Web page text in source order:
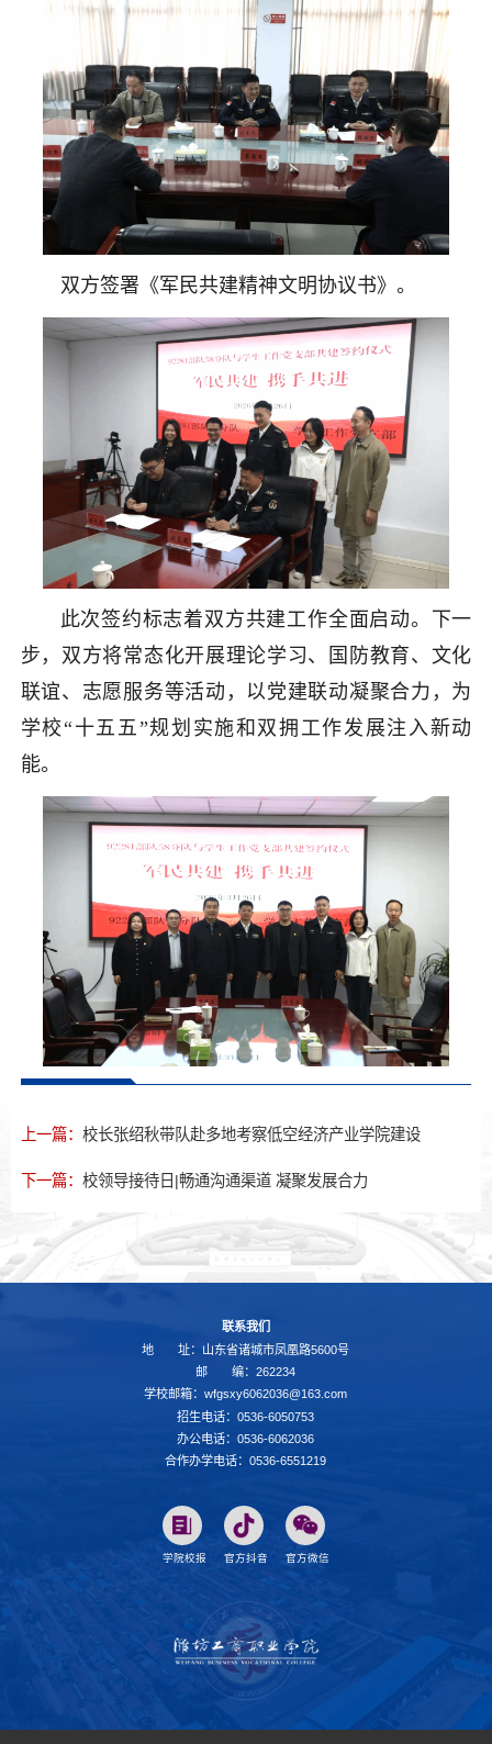
双方签署《军民共建精神文明协议书》。
此次签约标志着双方共建工作全面启动。下一
步，双方将常态化开展理论学习、国防教育、文化
联谊、志愿服务等活动，以党建联动凝聚合力，为
学校“十五五”规划实施和双拥工作发展注入新动
能。
上一篇： 校长张绍秋带队赴多地考察低空经济产业学院建设
下一篇： 校领导接待日|畅通沟通渠道 凝聚发展合力
联系我们
地 址：山东省诸城市凤凰路5600号
邮 编：262234
学校邮箱：wfgsxy6062036@163.com
招生电话：0536-6050753
办公电话：0536-6062036
合作办学电话：0536-6551219
学院校报 官方抖音 官方微信